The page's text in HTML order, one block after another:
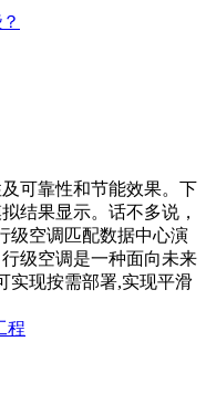
可靠性和节能效果。下
结果显示。话不多说，
级空调匹配数据中心演
级空调是一种面向未来
实现按需部署,实现平滑